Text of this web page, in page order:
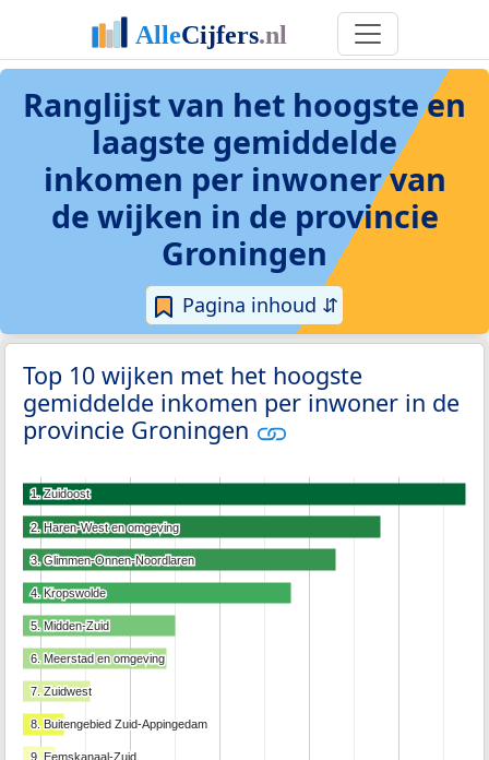
Ranglijst van het hoogste en
laagste gemiddelde
inkomen per inwoner van
de wijken in de provincie
Groningen
Pagina inhoud ⇵
Top 10 wijken met het hoogste
gemiddelde inkomen per inwoner in de
provincie Groningen
1. Zuidoost
1. Zuidoost
2. Haren-West en omgeving
2. Haren-West en omgeving
3. Glimmen-Onnen-Noordlaren
3. Glimmen-Onnen-Noordlaren
4. Kropswolde
4. Kropswolde
5. Midden-Zuid
5. Midden-Zuid
6. Meerstad en omgeving
6. Meerstad en omgeving
7. Zuidwest
7. Zuidwest
8. Buitengebied Zuid-Appingedam
8. Buitengebied Zuid-Appingedam
9. Eemskanaal-Zuid
9. Eemskanaal-Zuid